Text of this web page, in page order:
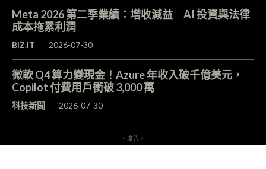
Meta 2026 第二季業績：增收減益 AI 投資與法律
成本拖累利潤
BIZ.IT 2026-07-30
微軟 Q4 算力變現金！Azure 年收入破千億美元，
Copilot 付費用戶衝破 3,000 萬
科技新聞 2026-07-30
- 廣告 -